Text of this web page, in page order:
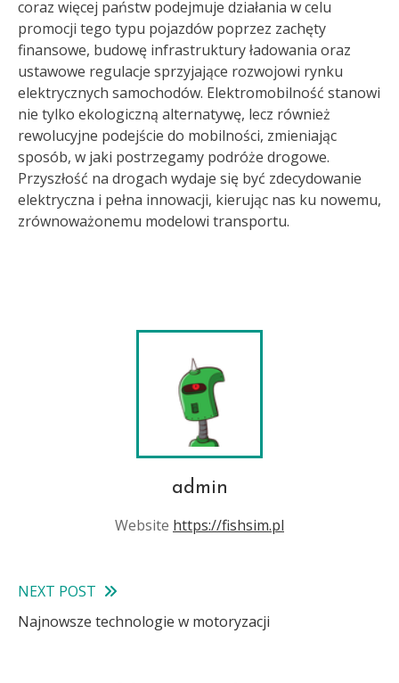
coraz więcej państw podejmuje działania w celu
promocji tego typu pojazdów poprzez zachęty
finansowe, budowę infrastruktury ładowania oraz
ustawowe regulacje sprzyjające rozwojowi rynku
elektrycznych samochodów. Elektromobilność stanowi
nie tylko ekologiczną alternatywę, lecz również
rewolucyjne podejście do mobilności, zmieniając
sposób, w jaki postrzegamy podróże drogowe.
Przyszłość na drogach wydaje się być zdecydowanie
elektryczna i pełna innowacji, kierując nas ku nowemu,
zrównoważonemu modelowi transportu.
admin
Website https://fishsim.pl
Read
more
NEXT POST
Najnowsze technologie w motoryzacji